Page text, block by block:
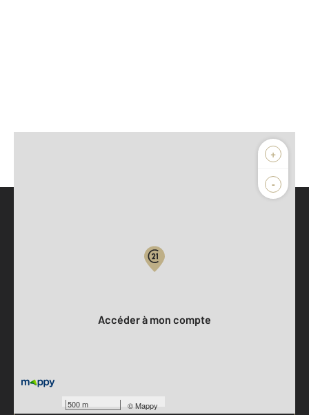
+
-
500 m ©Mappy
Accéder à mon compte